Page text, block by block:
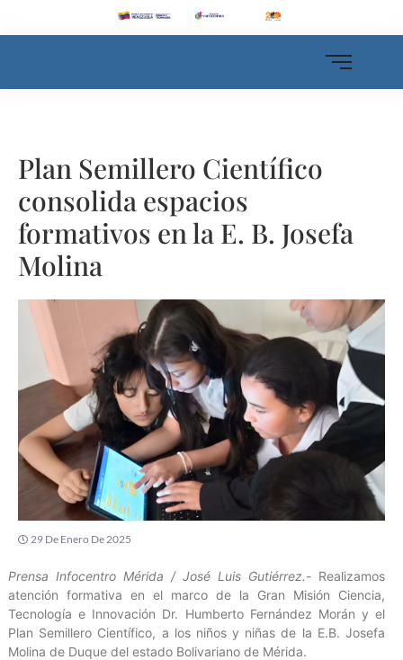
Plan Semillero Científico
consolida espacios
formativos en la E. B. Josefa
Molina
29 De Enero De 2025
Prensa Infocentro Mérida / José Luis Gutiérrez.- Realizamos
atención formativa en el marco de la Gran Misión Ciencia,
Tecnología e Innovación Dr. Humberto Fernández Morán y el
Plan Semillero Científico, a los niños y niñas de la E.B. Josefa
Molina de Duque del estado Bolivariano de Mérida.